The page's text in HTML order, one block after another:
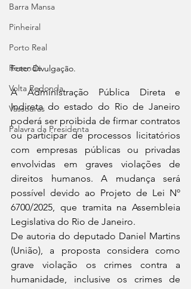
Barra Mansa
Pinheiral
Porto Real
Resende
Volta Redonda
Vassouras
Palavra da Presidenta
Foto:
A Administração Pública Direta e
Indireta do estado do Rio de Janeiro
poderá ser proibida de firmar contratos
ou participar de processos licitatórios
com empresas públicas ou privadas
envolvidas em graves violações de
direitos humanos. A mudança será
possível devido ao Projeto de Lei Nº
6700/2025, que tramita na Assembleia
Legislativa do Rio de Janeiro.
De autoria do deputado Daniel Martins
(União), a proposta considera como
grave violação os crimes contra a
humanidade, inclusive os crimes de